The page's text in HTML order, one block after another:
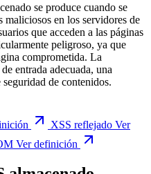
se produce cuando se
maliciosos en los servidores de
que acceden a las páginas
peligroso, ya que
comprometida. La
entrada adecuada, una
de contenidos.
XSS reflejado Ver
Ver definición